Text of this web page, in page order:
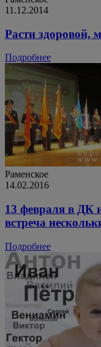
11.12.2014
Расти здоровой,
Подробнее
Раменское
14.02.2016
13 февраля в ДК
встреча
Подробнее